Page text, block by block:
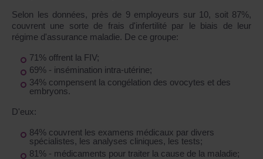
Selon les données, près de 9 employeurs sur 10, soit 87%,
couvrent une sorte de frais d'infertilité par le biais de leur
régime d'assurance maladie. De ce groupe:
71% offrent la FIV;
69% - insémination intra-utérine;
34% compensent la congélation des ovocytes et des
embryons.
D'eux:
84% couvrent les examens médicaux par divers
spécialistes, les analyses cliniques, les tests;
81% - médicaments pour traiter la cause de la maladie;